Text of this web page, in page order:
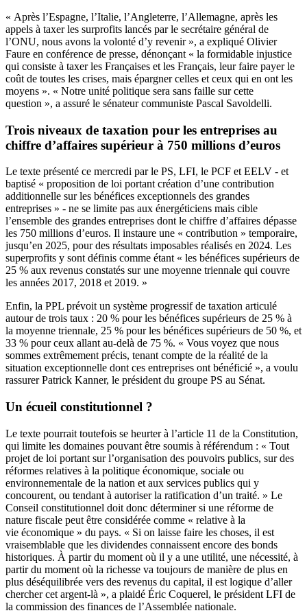
« Après l’Espagne, l’Italie, l’Angleterre, l’Allemagne, après les
appels à taxer les surprofits lancés par le secrétaire général de
l’ONU, nous avons la volonté d’y revenir », a expliqué Olivier
Faure en conférence de presse, dénonçant « la formidable injustice
qui consiste à taxer les Françaises et les Français, leur faire payer le
coût de toutes les crises, mais épargner celles et ceux qui en ont les
moyens ». « Notre unité politique sera sans faille sur cette
question », a assuré le sénateur communiste Pascal Savoldelli.
Trois niveaux de taxation pour les entreprises au
chiffre d’affaires supérieur à 750 millions d’euros
Le texte présenté ce mercredi par le PS, LFI, le PCF et EELV - et
baptisé « proposition de loi portant création d’une contribution
additionnelle sur les bénéfices exceptionnels des grandes
entreprises » - ne se limite pas aux énergéticiens mais cible
l’ensemble des grandes entreprises dont le chiffre d’affaires dépasse
les 750 millions d’euros. Il instaure une « contribution » temporaire,
jusqu’en 2025, pour des résultats imposables réalisés en 2024. Les
superprofits y sont définis comme étant « les bénéfices supérieurs de
25 % aux revenus constatés sur une moyenne triennale qui couvre
les années 2017, 2018 et 2019. »
Enfin, la PPL prévoit un système progressif de taxation articulé
autour de trois taux : 20 % pour les bénéfices supérieurs de 25 % à
la moyenne triennale, 25 % pour les bénéfices supérieurs de 50 %, et
33 % pour ceux allant au-delà de 75 %. « Vous voyez que nous
sommes extrêmement précis, tenant compte de la réalité de la
situation exceptionnelle dont ces entreprises ont bénéficié », a voulu
rassurer Patrick Kanner, le président du groupe PS au Sénat.
Un écueil constitutionnel ?
Le texte pourrait toutefois se heurter à l’article 11 de la Constitution,
qui limite les domaines pouvant être soumis à référendum : « Tout
projet de loi portant sur l’organisation des pouvoirs publics, sur des
réformes relatives à la politique économique, sociale ou
environnementale de la nation et aux services publics qui y
concourent, ou tendant à autoriser la ratification d’un traité. » Le
Conseil constitutionnel doit donc déterminer si une réforme de
nature fiscale peut être considérée comme « relative à la
vie économique » du pays. « Si on laisse faire les choses, il est
vraisemblable que les dividendes connaissent encore des bonds
historiques. À partir du moment où il y a une utilité, une nécessité, à
partir du moment où la richesse va toujours de manière de plus en
plus déséquilibrée vers des revenus du capital, il est logique d’aller
chercher cet argent-là », a plaidé Éric Coquerel, le président LFI de
la commission des finances de l’Assemblée nationale.